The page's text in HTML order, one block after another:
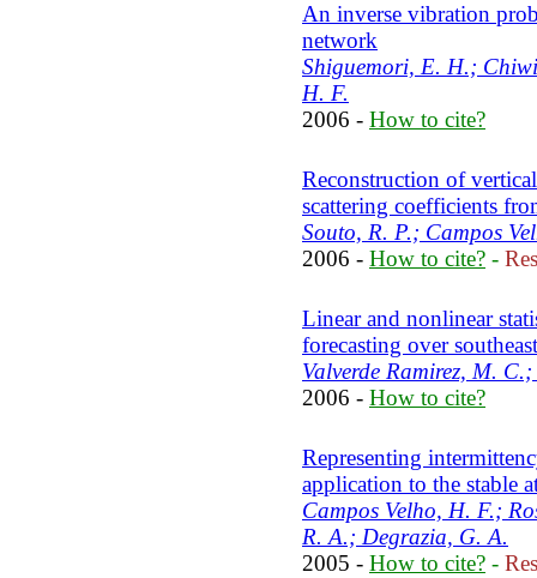
An inverse vibration
network
Shiguemori, E. H.;
H. F.
2006 - How to cite?
Reconstruction of
scattering coefficients
Souto, R. P.; Campos
2006 - How to cite? -
Linear and nonlinear
forecasting over
Valverde Ramirez, M.
2006 - How to cite?
Representing
application to the stable
Campos Velho, H. F.;
R. A.; Degrazia, G. A.
2005 - How to cite? -